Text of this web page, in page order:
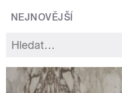
NEJNOVĚJŠÍ